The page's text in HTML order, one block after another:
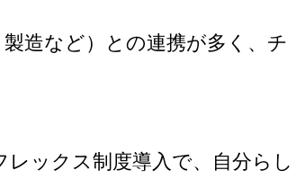
造など）との連携が多く、チ
ックス制度導入で、自分らし